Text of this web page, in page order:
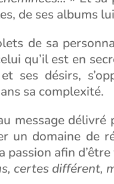
de ses albums
de sa
qu’il est en
ses désirs,
sa complexité.
message délivré
un domaine de
passion afin
certes différent,